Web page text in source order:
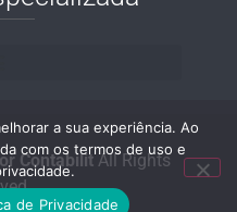
ContabilitAll Rights
a sua experiência. Ao
com os termos de uso e
de Privacidade